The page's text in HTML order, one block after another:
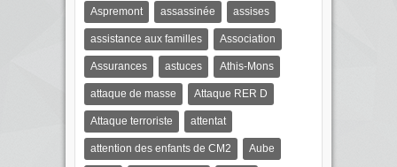
Aspremont assassinée assises
assistance aux familles Association
Assurances astuces Athis-Mons
attaque de masse Attaque RER D
Attaque terroriste attentat
attention des enfants de CM2 Aube